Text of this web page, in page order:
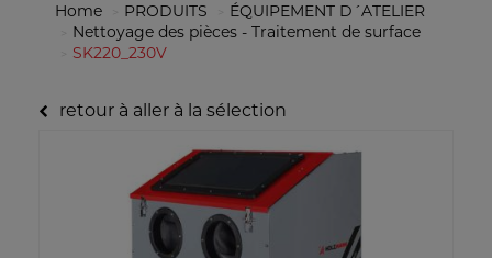
Home PRODUITS
ÉQUIPEMENT D´ATELIER
Nettoyage des pièces - Traitement de surface
SK220_230V
retour à aller à la sélection